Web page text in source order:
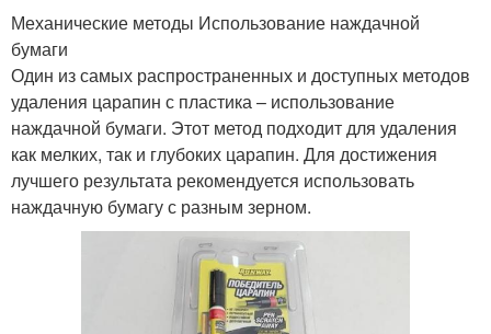
Механические методы Использование наждачной
бумаги
Один из самых распространенных и доступных методов
удаления царапин с пластика – использование
наждачной бумаги. Этот метод подходит для удаления
как мелких, так и глубоких царапин. Для достижения
лучшего результата рекомендуется использовать
наждачную бумагу с разным зерном.